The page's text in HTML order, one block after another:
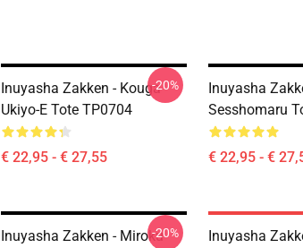
Inuyasha Zakken - Kouga
Ukiyo-E Tote TP0704
€ 22,95 - € 27,55
-20%
Inuyasha
Sesshomaru
€ 22,95 - €
Inuyasha Zakken - Miroku-20%
Inuyasha